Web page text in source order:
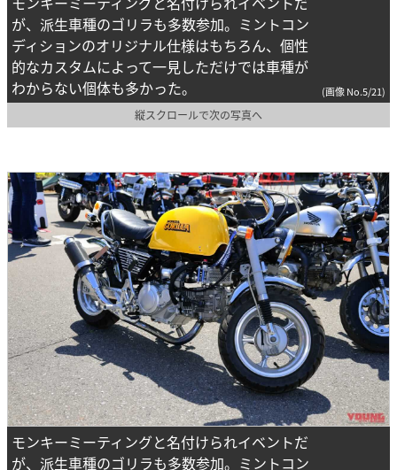
が、派生車種のゴリラも多数参加。ミントコン
ディションのオリジナル仕様はもちろん、個性
的なカスタムによって一見しただけでは車種が
わからない個体も多かった。
(画像 No.5/21)
縦スクロールで次の写真へ
モンキーミーティングと名付けられイベントだ
が、派生車種のゴリラも多数参加。ミントコン